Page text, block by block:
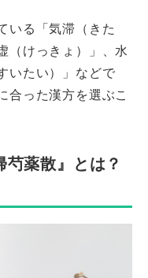
いる「気滞（きた
（けっきょ）」、水
いたい）」などで
合った漢方を選ぶこ
薬散』とは？